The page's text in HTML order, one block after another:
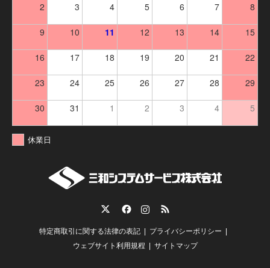
2 3 4 5 6 7 8
9 10 11 12 13 14 15
16 17 18 19 20 21 22
23 24 25 26 27 28 29
30 31 1 2 3 4 5
休業日
RSS
特定商取引に関する法律の表記
プライバシーポリシー
ウェブサイト利用規程
サイトマップ